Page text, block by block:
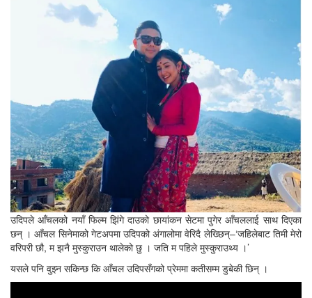
उदिपले आँचलको नयाँ फिल्म झिंगे दाउको छायांकन सेटमा पुगेर आँचललाई साथ दिएका
छन् । आँचल सिनेमाको गेटअपमा उदिपको अंगालोमा वेरिदै लेख्छिन्–‘जहिलेबाट तिमी मेरो
वरिपरी छौ, म झनै मुस्कुराउन थालेको छु । जति म पहिले मुस्कुराउथ्य ।’
यसले पनि वुझ्न सकिन्छ कि आँचल उदिपसँगको प्रेममा कतीसम्म डुबेकी छिन् ।